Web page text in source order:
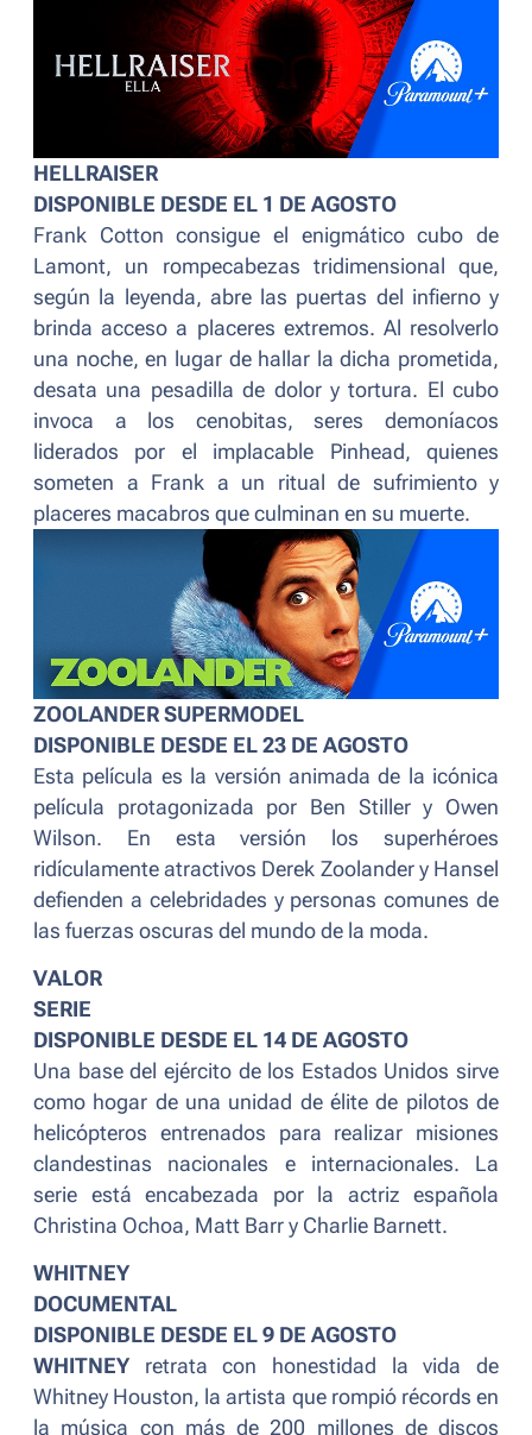
HELLRAISER
DISPONIBLE DESDE EL 1 DE AGOSTO
Frank Cotton consigue el enigmático cubo de
Lamont, un rompecabezas tridimensional que,
según la leyenda, abre las puertas del infierno y
brinda acceso a placeres extremos. Al resolverlo
una noche, en lugar de hallar la dicha prometida,
desata una pesadilla de dolor y tortura. El cubo
invoca a los cenobitas, seres demoníacos
liderados por el implacable Pinhead, quienes
someten a Frank a un ritual de sufrimiento y
placeres macabros que culminan en su muerte.
ZOOLANDER SUPERMODEL
DISPONIBLE DESDE EL 23 DE AGOSTO
Esta película es la versión animada de la icónica
película protagonizada por Ben Stiller y Owen
Wilson. En esta versión los superhéroes
ridículamente atractivos Derek Zoolander y Hansel
defienden a celebridades y personas comunes de
las fuerzas oscuras del mundo de la moda.
VALOR
SERIE
DISPONIBLE DESDE EL 14 DE AGOSTO
Una base del ejército de los Estados Unidos sirve
como hogar de una unidad de élite de pilotos de
helicópteros entrenados para realizar misiones
clandestinas nacionales e internacionales. La
serie está encabezada por la actriz española
Christina Ochoa, Matt Barr y Charlie Barnett.
WHITNEY
DOCUMENTAL
DISPONIBLE DESDE EL 9 DE AGOSTO
WHITNEY retrata con honestidad la vida de
Whitney Houston, la artista que rompió récords en
la música con más de 200 millones de discos